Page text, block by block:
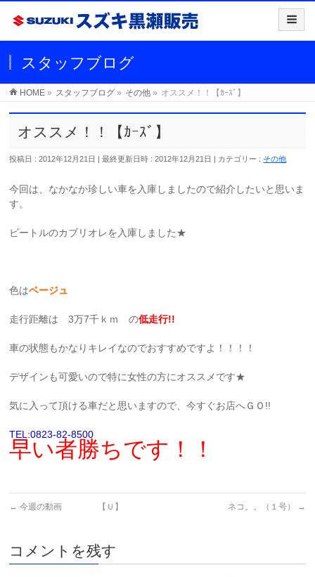
スタッフブログ
HOME » スタッフブログ » その他 » オススメ！！【ｶｰｽﾞ】
オススメ！！【ｶｰｽﾞ】
投稿日 : 2012年12月21日 最終更新日時 : 2012年12月21日 カテゴリー : その他
今回は、なかなか珍しい車を入庫しましたので紹介したいと思いま
す。
ビートルのカブリオレを入庫しました★
色はベージュ
走行距離は 3万7千ｋｍ の低走行!!
車の状態もかなりキレイなのでおすすめですよ！！！！
デザインも可愛いので特に女性の方にオススメです★
気に入って頂ける車だと思いますので、今すぐお店へＧＯ!!
TEL:0823-82-8500
早い者勝ちです！！
← 今週の動画 【Ｕ】 ネコ。。（１号） →
コメントを残す